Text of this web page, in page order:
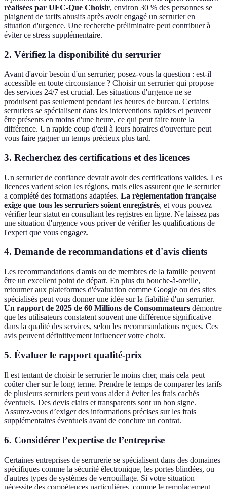
réalisées par UFC-Que Choisir, environ 30 % des personnes se
plaignent de tarifs abusifs après avoir engagé un serrurier en
situation d'urgence. Une recherche préliminaire peut contribuer à
éviter ce stress supplémentaire.
2. Vérifiez la disponibilité du serrurier
Avant d'avoir besoin d'un serrurier, posez-vous la question : est-il
accessible en toute circonstance ? Choisir un serrurier qui propose
des services 24/7 est crucial. Les situations d'urgence ne se
produisent pas seulement pendant les heures de bureau. Certains
serruriers se spécialisent dans les interventions rapides et peuvent
être présents en moins d'une heure, ce qui peut faire toute la
différence. Un rapide coup d'œil à leurs horaires d'ouverture peut
vous faire gagner un temps précieux plus tard.
3. Recherchez des certifications et des licences
Un serrurier de confiance devrait avoir des certifications valides. Les
licences varient selon les régions, mais elles assurent que le serrurier
a complété des formations adaptées. La réglementation française
exige que tous les serruriers soient enregistrés, et vous pouvez
vérifier leur statut en consultant les registres en ligne. Ne laissez pas
une situation d'urgence vous priver de vérifier les qualifications de
l'expert que vous engagez.
4. Demande de recommandations et d'avis clients
Les recommandations d'amis ou de membres de la famille peuvent
être un excellent point de départ. En plus du bouche-à-oreille,
retourner aux plateformes d'évaluation comme Google ou des sites
spécialisés peut vous donner une idée sur la fiabilité d'un serrurier.
Un rapport de 2025 de 60 Millions de Consommateurs démontre
que les utilisateurs constatent souvent une différence significative
dans la qualité des services, selon les recommandations reçues. Ces
avis peuvent définitivement influencer votre choix.
5. Évaluer le rapport qualité-prix
Il est tentant de choisir le serrurier le moins cher, mais cela peut
coûter cher sur le long terme. Prendre le temps de comparer les tarifs
de plusieurs serruriers peut vous aider à éviter les frais cachés
éventuels. Des devis clairs et transparents sont un bon signe.
Assurez-vous d’exiger des informations précises sur les frais
supplémentaires éventuels avant de conclure un contrat.
6. Considérer l’expertise de l’entreprise
Certaines entreprises de serrurerie se spécialisent dans des domaines
spécifiques comme la sécurité électronique, les portes blindées, ou
d'autres types de systèmes de verrouillage. Si votre situation
nécessite des compétences particulières, comme le remplacement